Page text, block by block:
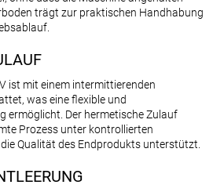
trägt zur praktischen Handhabung
ist mit einem intermittierenden
was eine flexible und
ermöglicht. Der hermetische Zulauf
Prozess unter kontrollierten
Qualität des Endprodukts unterstützt.